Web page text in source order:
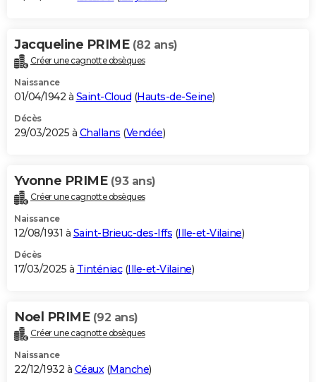
Jacqueline PRIME (82 ans)
Créer une cagnotte obsèques
Naissance
01/04/1942 à Saint-Cloud (Hauts-de-Seine)
Décès
29/03/2025 à Challans (Vendée)
Yvonne PRIME (93 ans)
Créer une cagnotte obsèques
Naissance
12/08/1931 à Saint-Brieuc-des-Iffs (Ille-et-Vilaine)
Décès
17/03/2025 à Tinténiac(Ille-et-Vilaine)
Noel PRIME (92 ans)
Créer une cagnotte obsèques
Naissance
22/12/1932 à Céaux(Manche)